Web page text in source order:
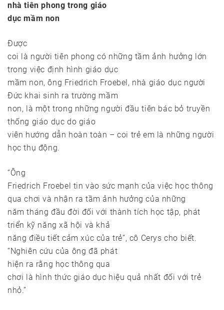
nhà tiên phong trong giáo
dục mầm non
Được
coi là người tiên phong có những tầm ảnh hưởng lớn
trong việc định hình giáo dục
mầm non, ông Friedrich Froebel, nhà giáo dục người
Đức khai sinh ra trường mầm
non, là một trong những người đầu tiên bác bỏ truyền
thống giáo dục do giáo
viên hướng dẫn hoàn toàn – coi trẻ em là những người
học thụ động.
“Ông
Friedrich Froebel tin vào sức mạnh của việc học thông
qua chơi và nhận ra tầm ảnh hưởng của những
năm tháng đầu đời đối với thành tích học tập, phát
triển kỹ năng xã hội và khả
năng điều tiết cảm xúc của trẻ”, cô Cerys cho biết.
“Nghiên cứu của ông đã phát
hiện ra rằng học thông qua
chơi là hình thức giáo dục hiệu quả nhất đối với trẻ
nhỏ.”